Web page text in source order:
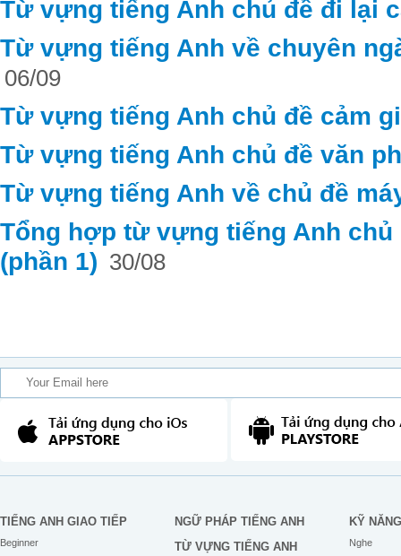
Từ vựng tiếng Anh chủ đề đi lại
Từ vựng tiếng Anh về chuyên
06/09
Từ vựng tiếng Anh chủ đề cảm
Từ vựng tiếng Anh chủ đề văn
Từ vựng tiếng Anh về chủ đề
Tổng hợp từ vựng tiếng Anh
(phần 1) 30/08
TIẾNG ANH GIAO TIẾP
Beginner
NGỮ PHÁP TIẾNG ANH
TỪ VỰNG TIẾNG ANH
KỸ NĂNG
Nghe